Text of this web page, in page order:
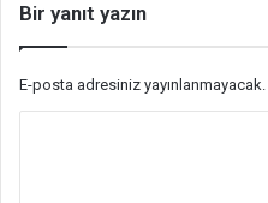
Bir yanıt yazın
E-posta adresiniz yayınlanmayacak.